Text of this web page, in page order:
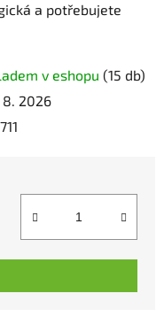
a potřebujete
v eshopu (15 db)
8. 2026